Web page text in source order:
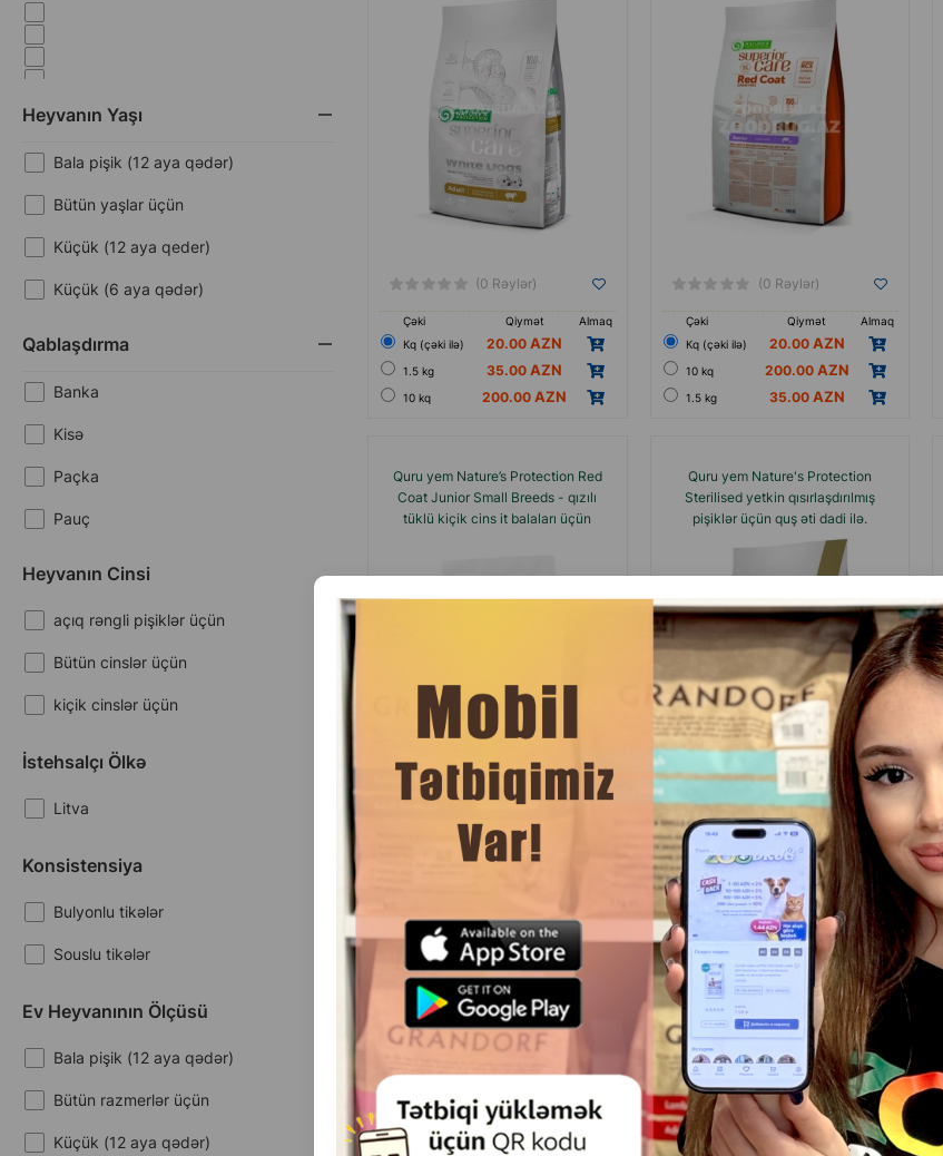
Ağ tüklü itlər üçün
Aktivlik
Antistres
Böyüyən bədən üçün
İmmunitet və daxili orqanlar
çəkinin normada saxlanılması
Qapalı şəraitdə yaşayanlar
Qida allergiyası
Qırmızı saçlı itlər üçün
Sümük və əzələ
Taxılsız
Tük və dəri
Vasvası
Heyvanın Yaşı
Bala pişik (12 aya qədər)
Bütün yaşlar üçün
Küçük (12 aya qeder)
Küçük (6 aya qədər)
Qablaşdırma
Banka
Kisə
Paçka
Pauç
Heyvanın Cinsi
açıq rəngli pişiklər üçün
Bütün cinslər üçün
kiçik cinslər üçün
İstehsalçı Ölkə
Litva
Konsistensiya
Bulyonlu tikələr
Souslu tikələr
Ev Heyvanının Ölçüsü
Bala pişik (12 aya qədər)
Bütün razmerlər üçün
Küçük (12 aya qədər)
(0 Rəylər)
Çəki Qiymət
Almaq
Кq (çəki ilə)
20.00
1.5 kg 35.00
10 kq 200.00
(0 Rəylər)
Çəki Qiymət
Almaq
Кq (çəki ilə)
20.00
10 kq 200.00
1.5 kg 35.00
Quru yem Nature’s Protection Red
Coat Junior Small Breeds - qızılı
tüklü kiçik cins it balaları üçün
(0 Rəylər)
1.5 kg 35.00
10 kq 200.00
Quru yem Nature's Protection
Sterilised yetkin qısırlaşdırılmış
pişiklər üçün quş əti dadi ilə.
(0 Rəylər)
Qiymət
Almaq
Кq (çəki ilə)
18.00
7 kg 126.00
Nature's Protection Superior Care
White Dog Grain Free Adult Small
and Mini Breeds Salmon – çəkisi 1-
yuna sahib xırda və miniatür cins
böyüklər üçün losos
Nature's Protection Dog Mini Adult
Lamb – çəkisi 1–10 kq olan xırda cins
böyüklər üçün quzu ətindən
hazırlanmış tam rasionlu quru yem